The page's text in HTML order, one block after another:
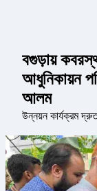
বগুড়ায়
আধুনিকায়ন
আলম
উন্নয়ন কার্যক্রম দ্রুত